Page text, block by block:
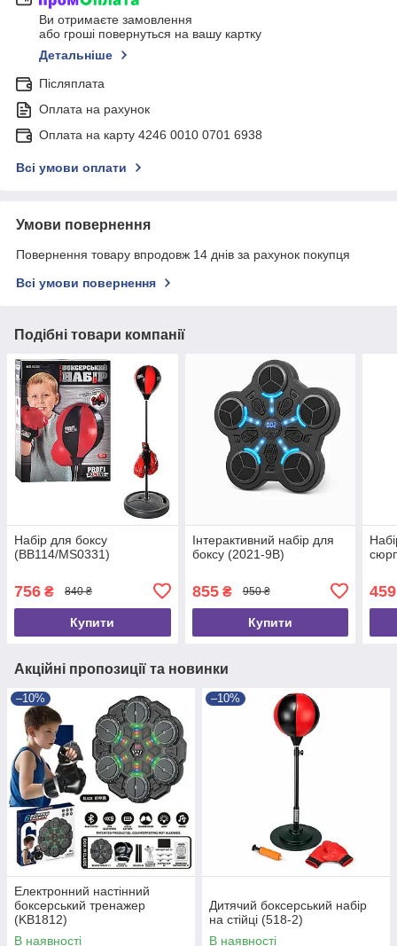
Ви отримаєте замовлення
або гроші повернуться на вашу картку
Детальніше
Післяплата
Оплата на рахунок
Оплата на карту 4246 0010 0701 6938
Всі умови оплати
Умови повернення
Повернення товару впродовж 14 днів за рахунок покупця
Всі умови повернення
Подібні товари компанії
Набір для боксу
(BB114/MS0331)
756 ₴ 840 ₴
Купити
Інтерактивний набір для
боксу (2021-9B)
855₴ 950 ₴
Купити
459
Акційні пропозиції та новинки
–10%
Електронний настінний
боксерський тренажер
(KB1812)
В наявності
–10%
Дитячий боксерський набір
на стійці (518-2)
В наявності